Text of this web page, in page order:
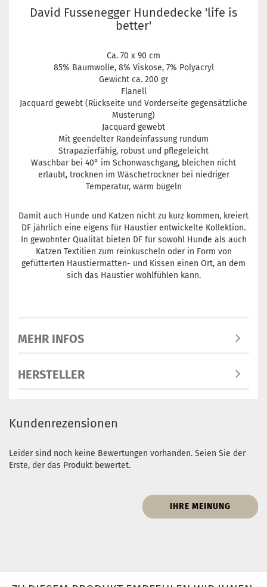
David Fussenegger Hundedecke 'life is
better'
Ca. 70 x 90 cm
85% Baumwolle, 8% Viskose, 7% Polyacryl
Gewicht ca. 200 gr
Flanell
Jacquard gewebt (Rückseite und Vorderseite gegensätzliche
Musterung)
Jacquard gewebt
Mit geendelter Randeinfassung rundum
Strapazierfähig, robust und pflegeleicht
Waschbar bei 40° im Schonwaschgang, bleichen nicht
erlaubt, trocknen im Wäschetrockner bei niedriger
Temperatur, warm bügeln
Damit auch Hunde und Katzen nicht zu kurz kommen, kreiert
DF jährlich eine eigens für Haustier entwickelte Kollektion.
In gewohnter Qualität bieten DF für sowohl Hunde als auch
Katzen Textilien zum reinkuscheln oder in Form von
gefütterten Haustiermatten- und Kissen einen Ort, an dem
sich das Haustier wohlfühlen kann.
MEHR INFOS
HERSTELLER
Kundenrezensionen
Leider sind noch keine Bewertungen vorhanden. Seien Sie der
Erste, der das Produkt bewertet.
IHRE MEINUNG